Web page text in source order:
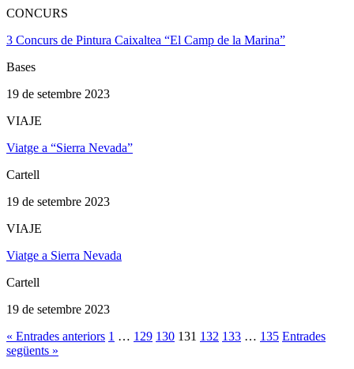
CONCURS
3 Concurs de Pintura Caixaltea “El Camp de la Marina”
Bases
19 de setembre 2023
VIAJE
Viatge a “Sierra Nevada”
Cartell
19 de setembre 2023
VIAJE
Viatge a Sierra Nevada
Cartell
19 de setembre 2023
« Entrades anteriors 1 … 129 130 131 132 133 … 135 Entrades
següents »